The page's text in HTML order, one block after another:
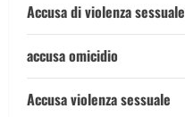
Accusa di violenza sessuale
accusa omicidio
Accusa violenza sessuale